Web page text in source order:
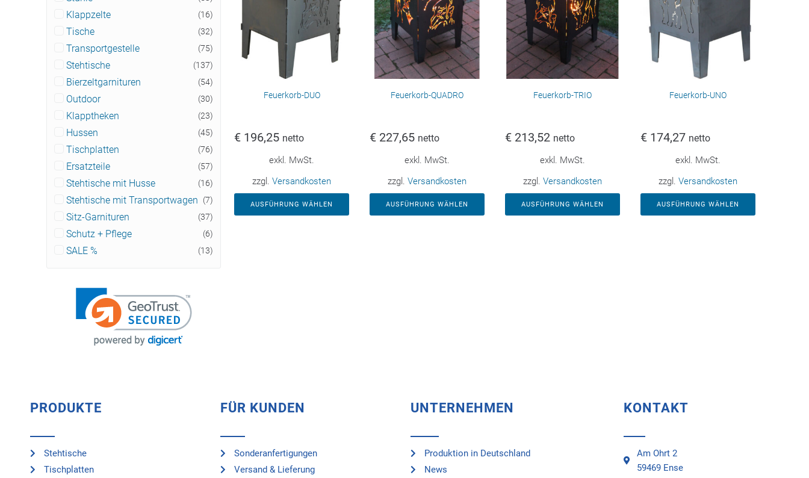
Feuerkorb-DUO
€ 196,25 netto
exkl. MwSt.
zzgl. Versandkosten
AUSFÜHRUNG WÄHLEN
Feuerkorb-QUADRO
€ 227,65 netto
exkl. MwSt.
zzgl. Versandkosten
AUSFÜHRUNG WÄHLEN
Feuerkorb-TRIO
€ 213,52 netto
exkl. MwSt.
zzgl. Versandkosten
AUSFÜHRUNG WÄHLEN
Feuerkorb-UNO
€ 174,27 netto
exkl. MwSt.
zzgl. Versandkosten
AUSFÜHRUNG WÄHLEN
Klappzelte (16)
Tische (32)
Transportgestelle (75)
Stehtische (137)
Bierzeltgarnituren (54)
Outdoor (30)
Klapptheken (23)
Hussen (45)
Tischplatten (76)
Ersatzteile (57)
Stehtische mit Husse (16)
Stehtische mit Transportwagen (7)
Sitz-Garnituren (37)
Schutz + Pflege (6)
SALE % (13)
PRODUKTE
Stehtische
Tischplatten
FÜR KUNDEN
Sonderanfertigungen
Versand & Lieferung
UNTERNEHMEN
Produktion in Deutschland
News
KONTAKT
Am Ohrt 2
59469 Ense